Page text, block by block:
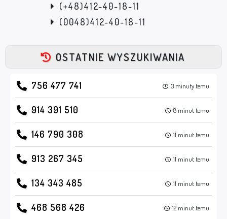
(+48)412-40-18-11
(0048)412-40-18-11
OSTATNIE WYSZUKIWANIA
756 477 741 3 minuty temu
914 391 510 8 minut temu
146 790 308 11 minut temu
913 267 345 11 minut temu
134 343 485 11 minut temu
468 568 426 12 minut temu